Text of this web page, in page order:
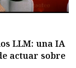
LLM: una IA
actuar sobre